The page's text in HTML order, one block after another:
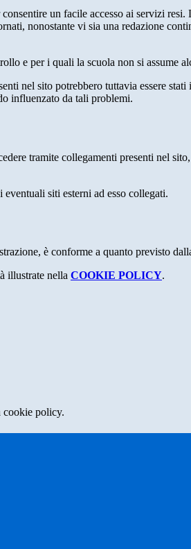
un facile accesso ai servizi
nonostante vi sia una redazione
e per i quali la scuola non si assume
nel sito potrebbero tuttavia essere
influenzato da tali problemi.
tramite collegamenti presenti nel
siti esterni ad esso collegati.
è conforme a quanto previsto
illustrate nella COOKIE POLICY.
cookie policy.